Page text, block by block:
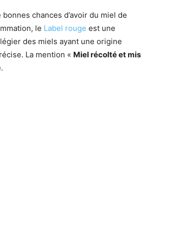
chances d’avoir du miel de
le Label rouge est une
des miels ayant une origine
La mention « Miel récolté et mis